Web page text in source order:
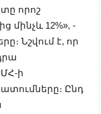
որոշ
մինչև 12%», -
Նշվում է, որ
ի
Ընդ